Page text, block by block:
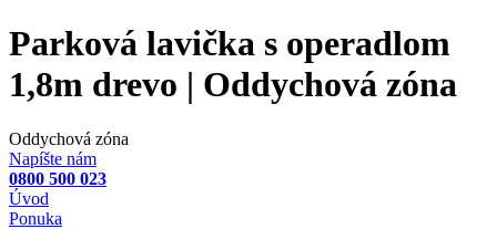
Parková lavička s operadlom
1,8m drevo | Oddychová zóna
Oddychová zóna
Napíšte nám
0800 500 023
Úvod
Ponuka